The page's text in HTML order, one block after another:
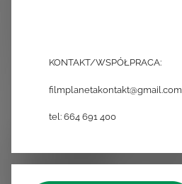
KONTAKT/WSPÓŁPRACA:
filmplanetakontakt@gmail.com
tel: 664 691 400